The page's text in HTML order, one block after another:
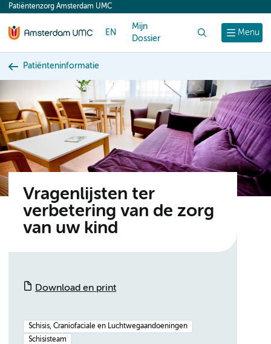
content
Menu
Patiëntenzorg Amsterdam UMC
EN
Mijn
Dossier
Patiënteninformatie
Vragenlijsten ter
verbetering van de zorg
van uw kind
Download en print
Schisis, Craniofaciale en Luchtwegaandoeningen
Schisisteam